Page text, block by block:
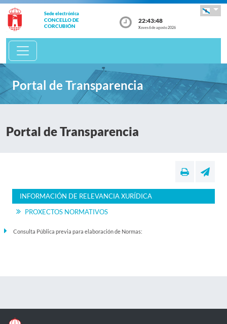
Sede electrónica
CONCELLO DE
CORCUBIÓN
22:43:48
Xoves 6 de agosto 2026
Portal de Transparencia
Portal de Transparencia
INFORMACIÓN DE RELEVANCIA XURÍDICA
PROXECTOS NORMATIVOS
Consulta Pública previa para elaboración de Normas: